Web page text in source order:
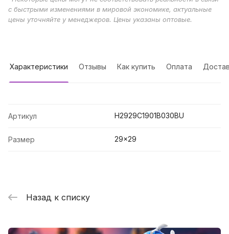
с быстрыми изменениями в мировой экономике, актуальные
цены уточняйте у менеджеров. Цены указаны оптовые.
Характеристики Отзывы Как купить Оплата
Артикул H2929C1901B030BU
Размер 29x29
Назад к списку